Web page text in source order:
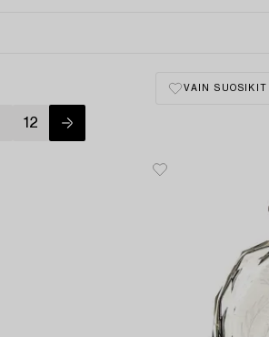
VAIN SUOSIKIT
12